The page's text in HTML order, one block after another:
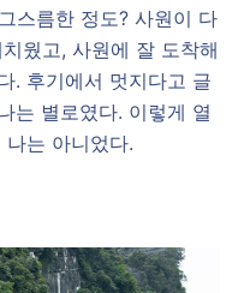
스름한 정도? 사원이 다
웠고, 사원에 잘 도착해
. 후기에서 멋지다고 글
는 별로였다. 이렇게 열
는 아니었다.